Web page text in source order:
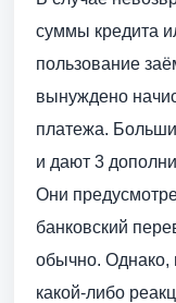
суммы кредита
пользование
вынуждено
платежа.
и дают 3
Они
банковский
обычно. Однако,
какой-либо